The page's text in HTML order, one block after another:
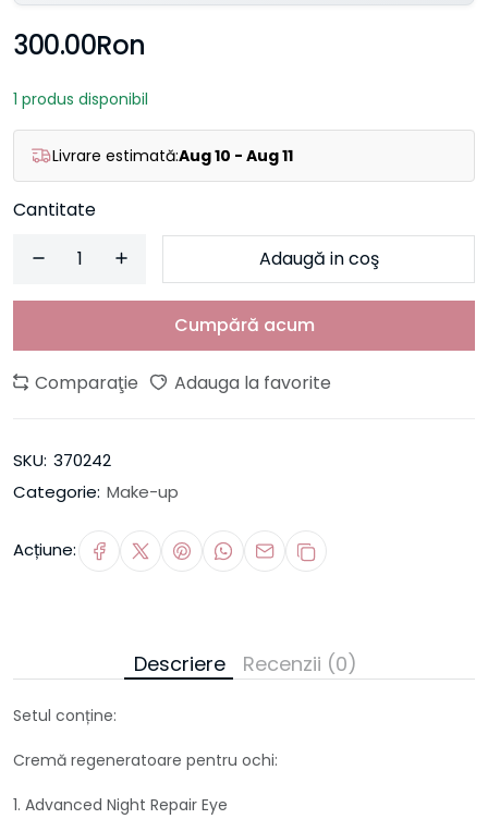
300.00Ron
1 produs disponibil
Livrare estimată:Aug 10 - Aug 11
Cantitate
Adaugă in coş
Cumpără acum
Comparaţie Adauga la favorite
SKU: 370242
Categorie: Make-up
Acțiune:
Descriere Recenzii (0)
Setul conține:
Cremă regeneratoare pentru ochi:
1. Advanced Night Repair Eye